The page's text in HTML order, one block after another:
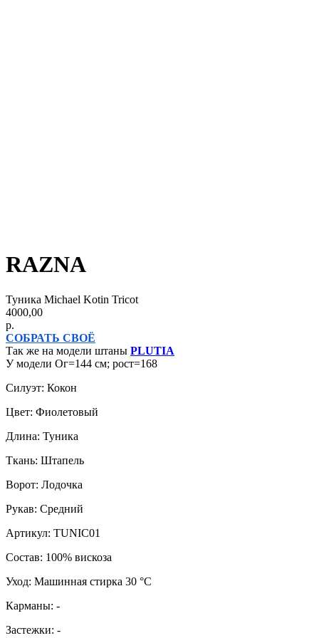
RAZNA
Туника Michael Kotin Tricot
4000,00
р.
СОБРАТЬ СВОЁ
Так же на модели штаны PLUTIA
У модели Ог=144 см; рост=168
Силуэт: Кокон
Цвет: Фиолетовый
Длина: Туника
Ткань: Штапель
Ворот: Лодочка
Рукав: Средний
Артикул: TUNIC01
Состав: 100% вискоза
Уход: Машинная стирка 30 °C
Карманы: -
Застежки: -